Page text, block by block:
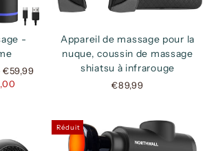
-
€59,99
Appareil de massage pour la
nuque, coussin de massage
shiatsu à infrarouge
€89,99
Réduit